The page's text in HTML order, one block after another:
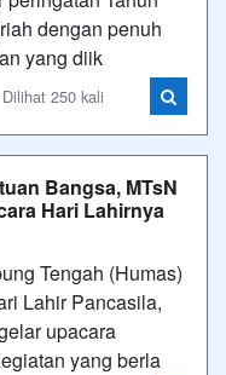
dengan penuh
yang diik
250 kali
Bangsa, MTsN
Hari Lahirnya
Tengah (Humas)
Lahir Pancasila,
upacara
yang berla